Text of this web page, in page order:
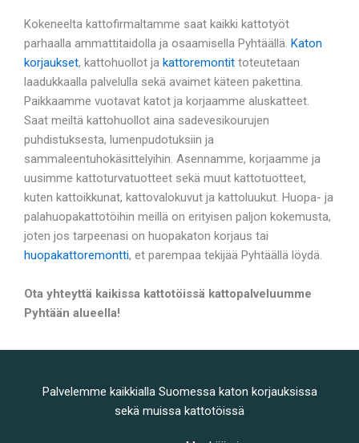
Kokeneelta kattofirmaltamme saat kaikki kattotyöt
parhaalla ammattitaidolla ja osaamisella Pyhtäällä. Katon
korjaukset, kattohuollot ja kattoremontit toteutetaan
laadukkaalla palvelulla sekä avaimet käteen pakettina.
Paikkaamme vuotavat katot ja korjaamme aluskatteet.
Saat meiltä kattohuollot aina sadevesikourujen
puhdistuksesta, lumenpudotuksiin ja
sammaleentuhokäsittelyihin. Asennamme, korjaamme ja
uusimme kattoturvatuotteet sekä muut kattotuotteet,
kuten kattoikkunat, kattovalokuvut ja kattoluukut. Huopa- ja
palahuopakattotöihin meillä on erityisen paljon kokemusta,
joten jos tarpeenasi on huopakaton korjaus tai
huopakattoremontti, et parempaa tekijää Pyhtäällä löydä.
Ota yhteyttä kaikissa kattotöissä kattopalveluumme
Pyhtään alueella!
Palvelemme kaikkialla Suomessa katon korjauksissa
sekä muissa kattotöissä